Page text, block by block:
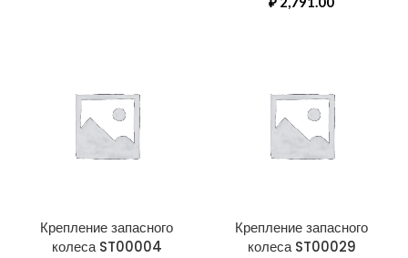
Крепление запасного
колеса ST00004
Крепление запасного
колеса ST00029